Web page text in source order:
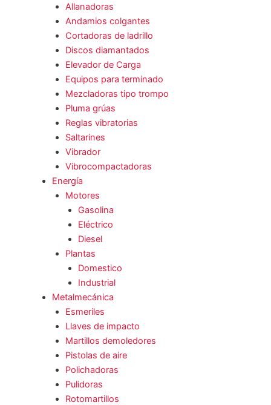
Allanadoras
Andamios colgantes
Cortadoras de ladrillo
Discos diamantados
Elevador de Carga
Equipos para terminado
Mezcladoras tipo trompo
Pluma grúas
Reglas vibratorias
Saltarines
Vibrador
Vibrocompactadoras
Energía
Motores
Gasolina
Eléctrico
Diesel
Plantas
Domestico
Industrial
Metalmecánica
Esmeriles
Llaves de impacto
Martillos demoledores
Pistolas de aire
Polichadoras
Pulidoras
Rotomartillos